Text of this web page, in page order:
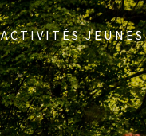
ACTIVITÉS JEUNES